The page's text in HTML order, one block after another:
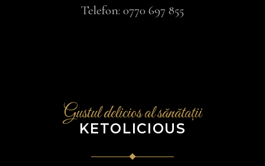
Telefon: 0770 697 855
Gustul delicios al sănătații
KETOLICIOUS